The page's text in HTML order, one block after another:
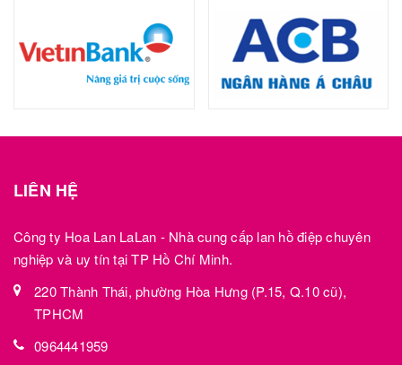
LIÊN HỆ
Công ty Hoa Lan LaLan - Nhà cung cấp lan hồ điệp chuyên
nghiệp và uy tín tại TP Hồ Chí Minh.
220 Thành Thái, phường Hòa Hưng (P.15, Q.10 cũ),
TPHCM
0964441959